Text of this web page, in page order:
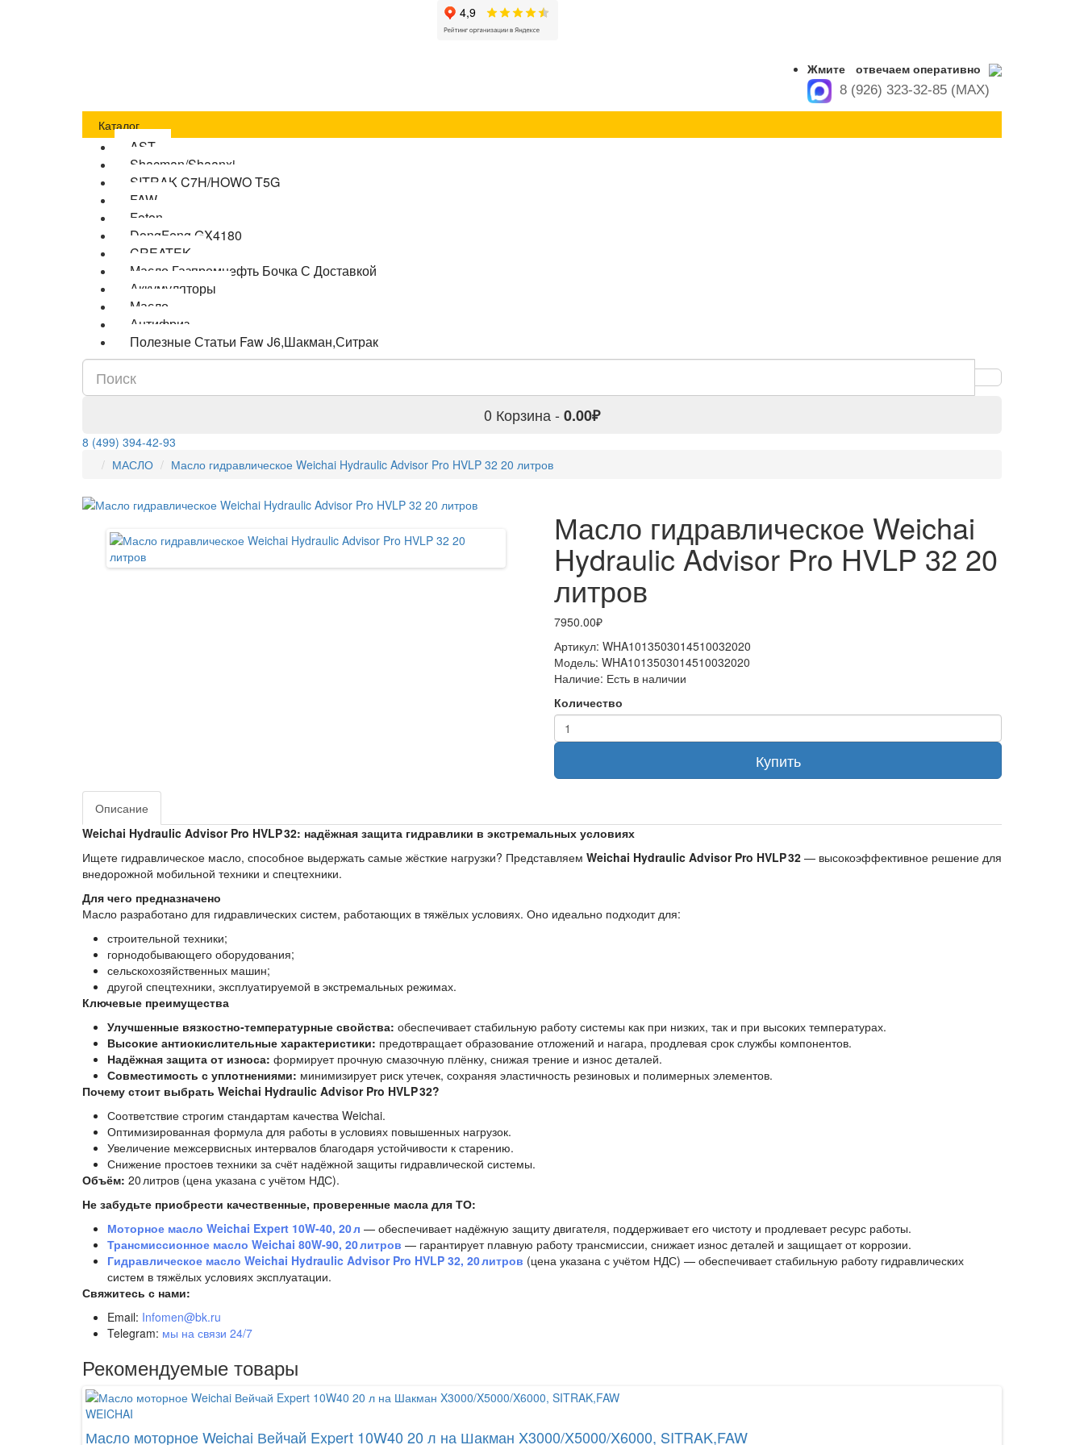
Жмите отвечаем оперативно
8 (926) 323-32-85 (MAX)
Каталог
AST
Shacman/Shaanxi
SITRAK C7H/HOWO T5G
FAW
Foton
DongFeng GX4180
CREATEK
Масло Газпромнефть Бочка С Доставкой
Аккумуляторы
Масло
Антифриз
Полезные Статьи Faw J6,Шакман,Ситрак
0 Корзина - 0.00₽
8 (499) 394-42-93
МАСЛО
Масло гидравлическое Weichai Hydraulic Advisor Pro HVLP 32 20 литров
Масло гидравлическое Weichai
Hydraulic Advisor Pro HVLP 32 20
литров
7950.00₽
Артикул: WHA1013503014510032020
Модель: WHA1013503014510032020
Наличие: Есть в наличии
Количество
Купить
Описание
Weichai Hydraulic Advisor Pro HVLP 32: надёжная защита гидравлики в экстремальных условиях
Ищете гидравлическое масло, способное выдержать самые жёсткие нагрузки? Представляем Weichai Hydraulic Advisor Pro HVLP 32 — высокоэффективное решение для
внедорожной мобильной техники и спецтехники.
Для чего предназначено
Масло разработано для гидравлических систем, работающих в тяжёлых условиях. Оно идеально подходит для:
строительной техники;
горнодобывающего оборудования;
сельскохозяйственных машин;
другой спецтехники, эксплуатируемой в экстремальных режимах.
Ключевые преимущества
Улучшенные вязкостно‑температурные свойства: обеспечивает стабильную работу системы как при низких, так и при высоких температурах.
Высокие антиокислительные характеристики: предотвращает образование отложений и нагара, продлевая срок службы компонентов.
Надёжная защита от износа: формирует прочную смазочную плёнку, снижая трение и износ деталей.
Совместимость с уплотнениями: минимизирует риск утечек, сохраняя эластичность резиновых и полимерных элементов.
Почему стоит выбрать Weichai Hydraulic Advisor Pro HVLP 32?
Соответствие строгим стандартам качества Weichai.
Оптимизированная формула для работы в условиях повышенных нагрузок.
Увеличение межсервисных интервалов благодаря устойчивости к старению.
Снижение простоев техники за счёт надёжной защиты гидравлической системы.
Объём: 20 литров (цена указана с учётом НДС).
Не забудьте приобрести качественные, проверенные масла для ТО:
Моторное масло Weichai Expert 10W‑40, 20 л — обеспечивает надёжную защиту двигателя, поддерживает его чистоту и продлевает ресурс работы.
Трансмиссионное масло Weichai 80W‑90, 20 литров — гарантирует плавную работу трансмиссии, снижает износ деталей и защищает от коррозии.
Гидравлическое масло Weichai Hydraulic Advisor Pro HVLP 32, 20 литров (цена указана с учётом НДС) — обеспечивает стабильную работу гидравлических
систем в тяжёлых условиях эксплуатации.
Свяжитесь с нами:
Email: Infomen@bk.ru
Telegram: мы на связи 24/7
Рекомендуемые товары
WEICHAI
Масло моторное Weichai Вейчай Expert 10W40 20 л на Шакман X3000/X5000/X6000, SITRAK,FAW